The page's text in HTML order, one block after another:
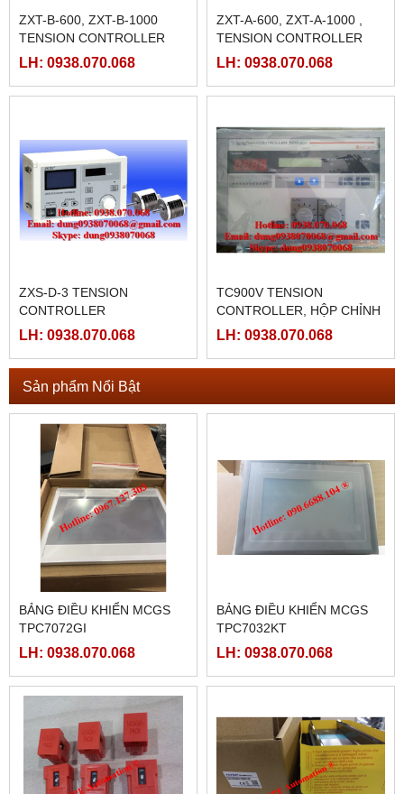
ZXT-B-600, ZXT-B-1000
TENSION CONTROLLER
ZXTEC
LH: 0938.070.068
ZXT-A-600, ZXT-A-1000 ,
TENSION CONTROLLER
ZXTEC
LH: 0938.070.068
ZXS-D-3 TENSION
CONTROLLER
LH: 0938.070.068
TC900V TENSION
CONTROLLER, HỘP CHỈNH
LỰC CĂNG TC900V
LH: 0938.070.068
Sản phẩm Nổi Bật
BẢNG ĐIỀU KHIỂN MCGS
TPC7072GI
LH: 0938.070.068
BẢNG ĐIỀU KHIỂN MCGS
TPC7032KT
LH: 0938.070.068